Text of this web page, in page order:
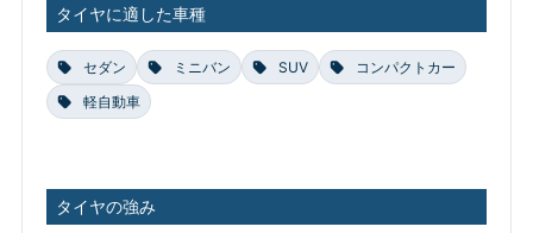
タイヤに適した車種
セダン ミニバン SUV
コンパクトカー
軽自動車
タイヤの強み